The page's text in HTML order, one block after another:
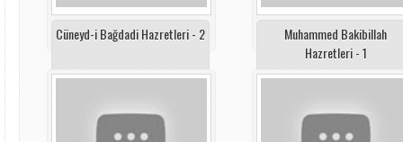
Cüneyd-i Bağdadi Hazretleri - 2
Muhammed Bakibillah
Hazretleri - 1